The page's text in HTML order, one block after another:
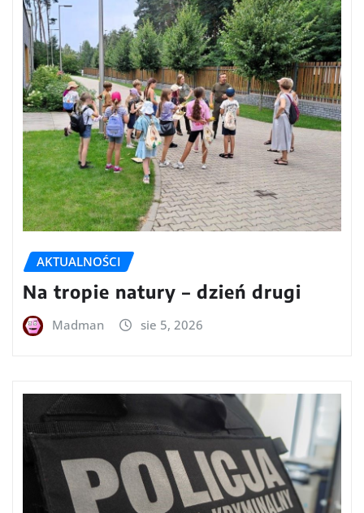
AKTUALNOŚCI
Na tropie natury – dzień drugi
Madman sie 5, 2026